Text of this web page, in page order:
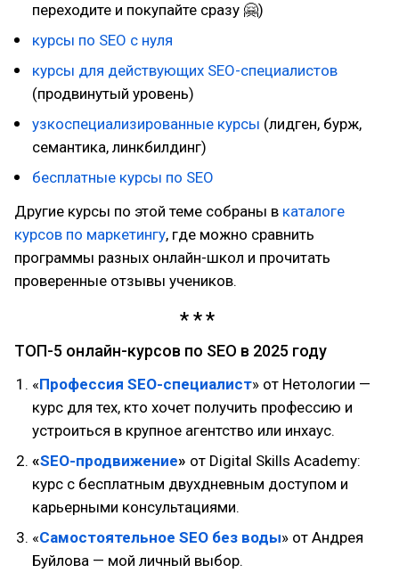
переходите и покупайте сразу 🤗)
курсы по SEO с нуля
курсы для действующих SEO-специалистов
(продвинутый уровень)
узкоспециализированные курсы (лидген, бурж,
семантика, линкбилдинг)
бесплатные курсы по SEO
Другие курсы по этой теме собраны в каталоге
курсов по маркетингу, где можно сравнить
программы разных онлайн-школ и прочитать
проверенные отзывы учеников.
ТОП-5 онлайн-курсов по SEO в 2025 году
«Профессия SEO-специалист» от Нетологии —
курс для тех, кто хочет получить профессию и
устроиться в крупное агентство или инхаус.
«SEO-продвижение» от Digital Skills Academy:
курс с бесплатным двухдневным доступом и
карьерными консультациями.
«Самостоятельное SEO без воды» от Андрея
Буйлова — мой личный выбор.